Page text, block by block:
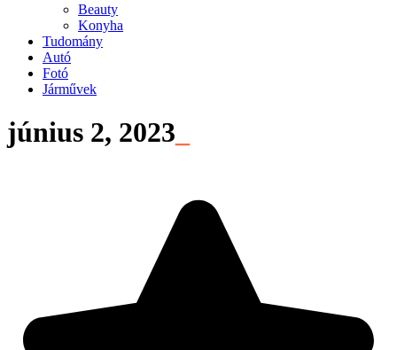
Beauty
Konyha
Tudomány
Autó
Fotó
Járművek
június 2, 2023